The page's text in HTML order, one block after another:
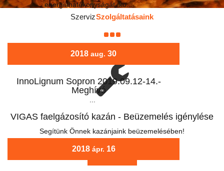
SzervizSzolgáltatásaink
VIGAS faelgázosító kazán - Beüzemelés igénylése
Segítünk Önnek kazánjaink beüzemelésében!
energiahatékonyságát, ko...
2018 aug. 30
InnoLignum Sopron 2019.09.12-14.-
Meghívó
2018 ápr. 16